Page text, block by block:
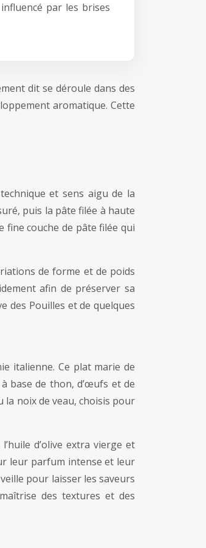
par les brises
dit se déroule dans des
aromatique. Cette
et sens aigu de la
puis la pâte filée à haute
fine couche de pâte filée qui
de forme et de poids
afin de préserver sa
des Pouilles et de quelques
italienne. Ce plat marie de
base de thon, d’œufs et de
la noix de veau, choisis pour
d’olive extra vierge et
leur parfum intense et leur
pour laisser les saveurs
des textures et des